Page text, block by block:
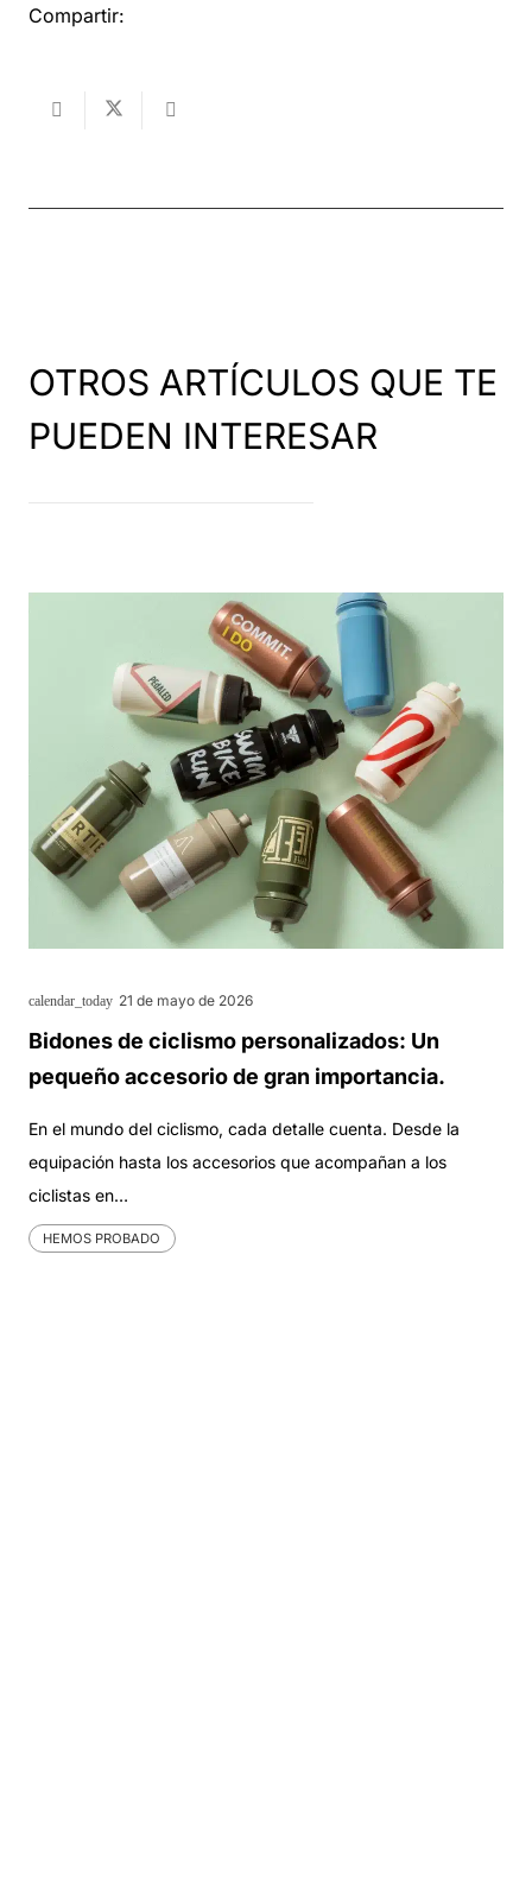
Compartir:
OTROS ARTÍCULOS QUE TE
PUEDEN INTERESAR
calendar_today 21 de mayo de 2026
Bidones de ciclismo personalizados: Un
pequeño accesorio de gran importancia.
En el mundo del ciclismo, cada detalle cuenta. Desde la
equipación hasta los accesorios que acompañan a los
ciclistas en…
HEMOS PROBADO